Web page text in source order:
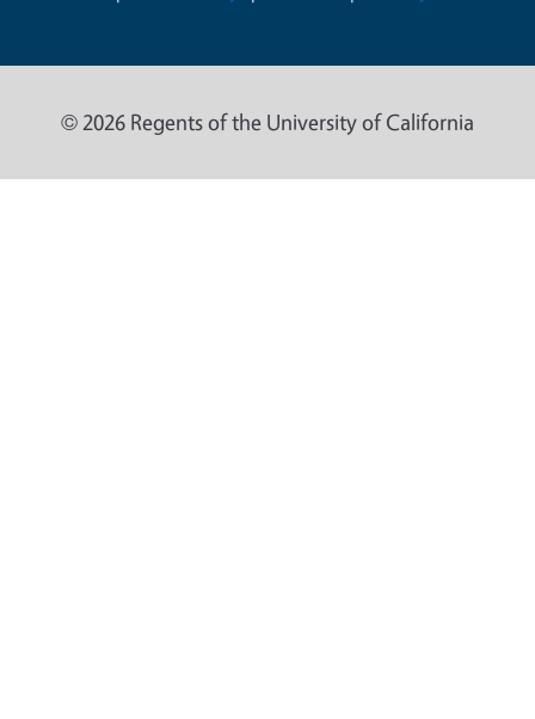
© 2026 Regents of the University of California